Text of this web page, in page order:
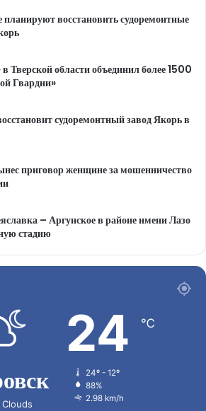
восстановить судоремонтные
Тверской области объединил более 1500
Гвардии»
судоремонтный завод Якорь в
приговор женщине за мошенничество
– Аргунское в районе имени Лазо
стадию
24 ℃
24º - 12º
88%
2.98 km/h